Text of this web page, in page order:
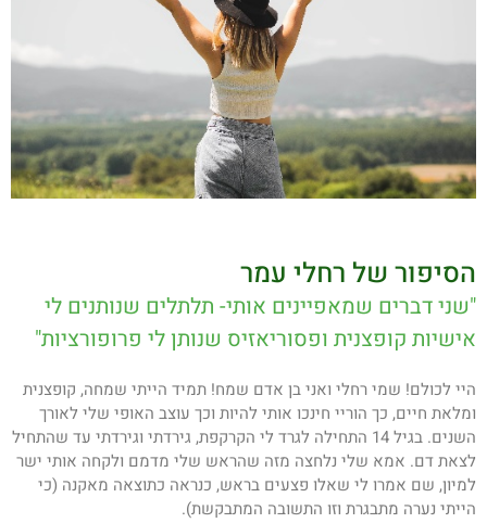
הסיפור של רחלי עמר
"שני דברים שמאפיינים אותי- תלתלים שנותנים לי
אישיות קופצנית ופסוריאזיס שנותן לי פרופורציות"
היי לכולם! שמי רחלי ואני בן אדם שמח! תמיד הייתי שמחה, קופצנית
ומלאת חיים, כך הוריי חינכו אותי להיות וכך עוצב האופי שלי לאורך
השנים. בגיל 14 התחילה לגרד לי הקרקפת, גירדתי וגירדתי עד שהתחיל
לצאת דם. אמא שלי נלחצה מזה שהראש שלי מדמם ולקחה אותי ישר
למיון, שם אמרו לי שאלו פצעים בראש, כנראה כתוצאה מאקנה (כי
הייתי נערה מתבגרת וזו התשובה המתבקשת).